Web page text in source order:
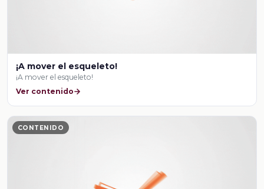
¡A mover el esqueleto!
¡A mover el esqueleto!
Ver contenido
CONTENIDO